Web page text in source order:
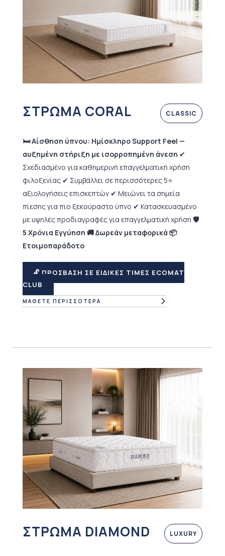
ΣΤΡΩΜΑ CORAL CLASSIC
🛏️ Αίσθηση ύπνου: Ημίσκληρο Support Feel —
αυξημένη στήριξη με ισορροπημένη άνεση ✔
Σχεδιασμένο για καθημερινή επαγγελματική χρήση
φιλοξενίας ✔ Συμβάλλει σε περισσότερες 5⭐
αξιολογήσεις επισκεπτών ✔ Μειώνει τα σημεία
πίεσης για πιο ξεκούραστο ύπνο ✔ Κατασκευασμένο
με υψηλές προδιαγραφές για επαγγελματική χρήση 🛡
5 Χρόνια Εγγύηση 🚚 Δωρεάν μεταφορικά 📦
Ετοιμοπαράδοτο
🔓 ΠΡΟΣΒΑΣΗ ΣΕ ΕΙΔΙΚΕΣ ΤΙΜΕΣ ECOMAT
CLUB
ΜΑΘΕΤΕ ΠΕΡΙΣΣΟΤΕΡΑ
ΣΤΡΩΜΑ DIAMOND LUXURY